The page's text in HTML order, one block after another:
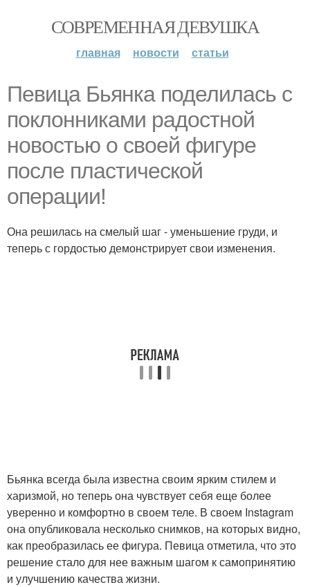
СОВРЕМЕННАЯ ДЕВУШКА
главная новости статьи
Певица Бьянка поделилась с
поклонниками радостной
новостью о своей фигуре
после пластической
операции!
Она решилась на смелый шаг - уменьшение груди, и
теперь с гордостью демонстрирует свои изменения.
Бьянка всегда была известна своим ярким стилем и
харизмой, но теперь она чувствует себя еще более
уверенно и комфортно в своем теле. В своем Instagram
она опубликовала несколько снимков, на которых видно,
как преобразилась ее фигура. Певица отметила, что это
решение стало для нее важным шагом к самопринятию
и улучшению качества жизни.